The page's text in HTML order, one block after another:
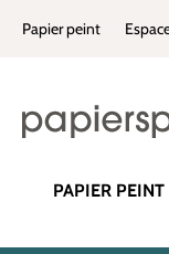
Passer à
Papier peint
PAPIER PEINT